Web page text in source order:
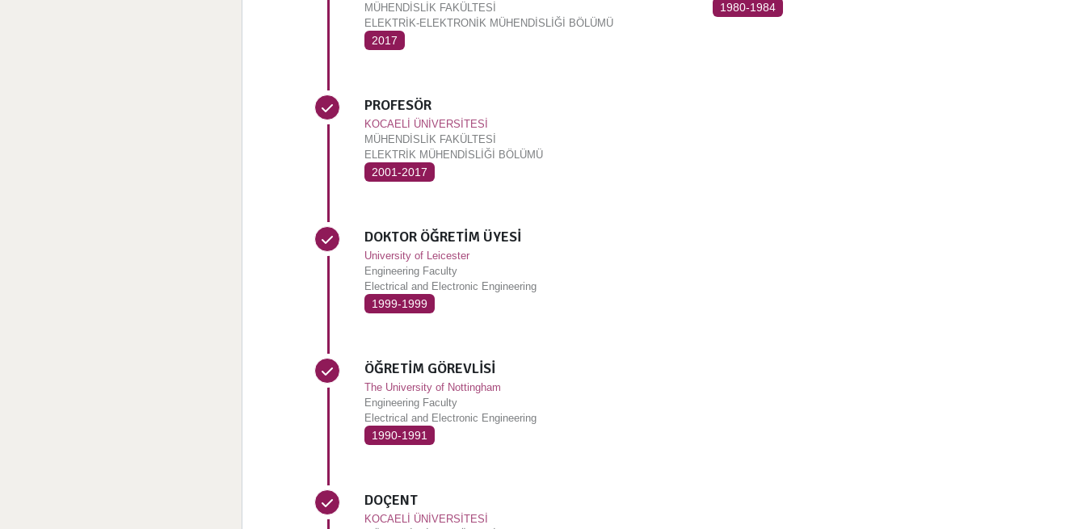
MÜHENDİSLİK FAKÜLTESİ
ELEKTRİK-ELEKTRONİK MÜHENDİSLİĞİ BÖLÜMÜ
2017
PROFESÖR
KOCAELİ ÜNİVERSİTESİ
MÜHENDİSLİK FAKÜLTESİ
ELEKTRİK MÜHENDİSLİĞİ BÖLÜMÜ
2001-2017
DOKTOR ÖĞRETİM ÜYESİ
University of Leicester
Engineering Faculty
Electrical and Electronic Engineering
1999-1999
ÖĞRETİM GÖREVLİSİ
The University of Nottingham
Engineering Faculty
Electrical and Electronic Engineering
1990-1991
DOÇENT
KOCAELİ ÜNİVERSİTESİ
1980-1984